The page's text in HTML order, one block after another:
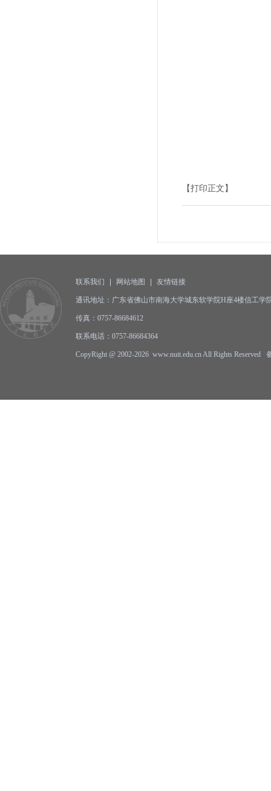
【打印正文】
联系我们 | 网站地图 | 友情链接
通讯地址：广东省佛山市南海大学城东软学院H座4楼信工
传真：0757-86684612
联系电话：0757-86684364
CopyRight @ 2002-2026 www.nuit.edu.cn All Rights Reserved